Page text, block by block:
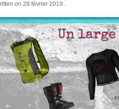
on 28 février 2019 .